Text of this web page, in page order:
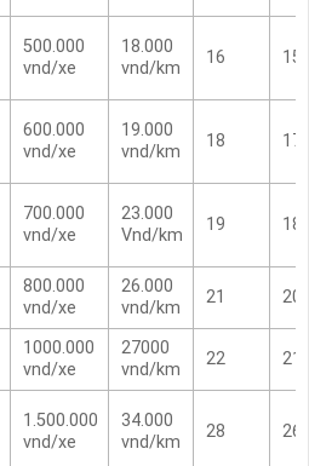
500.000
vnd/xe
18.000
vnd/km
16 15
600.000
vnd/xe
19.000
vnd/km
18 17
700.000
vnd/xe
23.000
Vnd/km
19 18
800.000
vnd/xe
26.000
vnd/km
21 20
1000.000
vnd/xe
27000
vnd/km
22 21
1.500.000
vnd/xe
34.000
vnd/km
28 26